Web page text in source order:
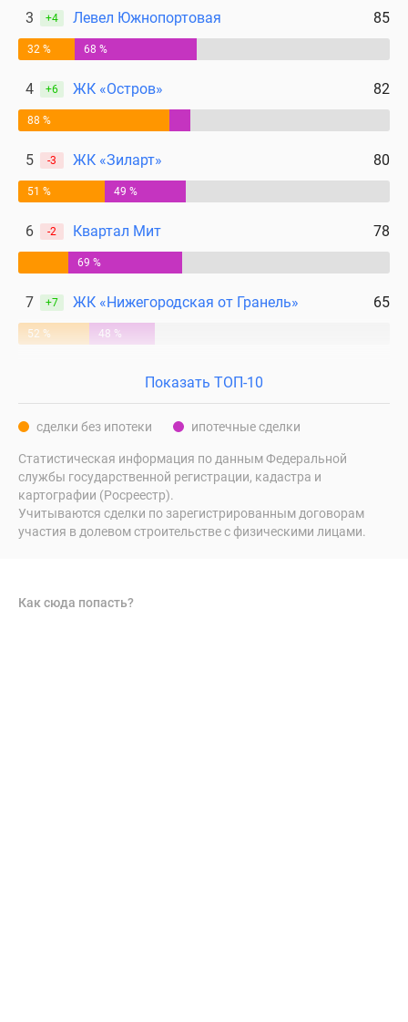
3 +4 Левел Южнопортовая 85
32 % 68 %
4 +6 ЖК «Остров» 82
88 %
5 -3 ЖК «Зиларт» 80
51 % 49 %
6 -2 Квартал Мит 78
69 %
7 +7 ЖК «Нижегородская от Гранель» 65
52 % 48 %
Показать ТОП-10
сделки без ипотеки ипотечные сделки
Статистическая информация по данным Федеральной
службы государственной регистрации, кадастра и
картографии (Росреестр).
Учитываются сделки по зарегистрированным договорам
участия в долевом строительстве с физическими лицами.
Как сюда попасть?